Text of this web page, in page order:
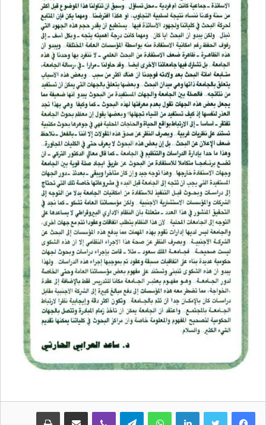
لينكدإن واتساب تيلقرام